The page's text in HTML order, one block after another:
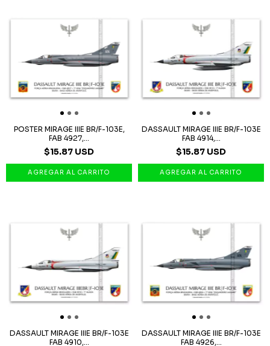
POSTER MIRAGE IIIE BR/F-103E,
FAB 4927,...
$15.87 USD
DASSAULT MIRAGE IIIE BR/F-103E
FAB 4914,...
$15.87 USD
DASSAULT MIRAGE IIIE BR/F-103E
FAB 4910,...
DASSAULT MIRAGE IIIE BR/F-103E
FAB 4926,...